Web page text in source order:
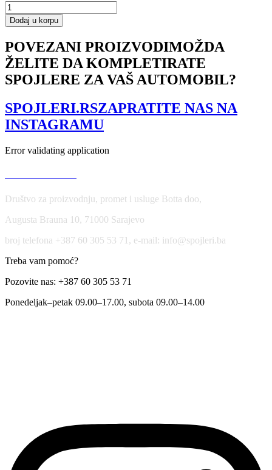
SIDE
SKIRTS
DIFFUSERS
RC
F
količina
Dodaj u korpu
POVEZANI PROIZVODIMOŽDA
ŽELITE DA KOMPLETIRATE
SPOJLERE ZA VAŠ AUTOMOBIL?
SPOJLERI.RSZAPRATITE NAS NA
INSTAGRAMU
Error validating application
Društvo za proizvodnju, promet i usluge Botta doo,
Augusta Brauna 10, 71000 Sarajevo
broj telefona +387 60 305 53 71, e-mail: info@spojleri.ba
Treba vam pomoć?
Pozovite nas: +387 60 305 53 71
Ponedeljak–petak 09.00–17.00, subota 09.00–14.00